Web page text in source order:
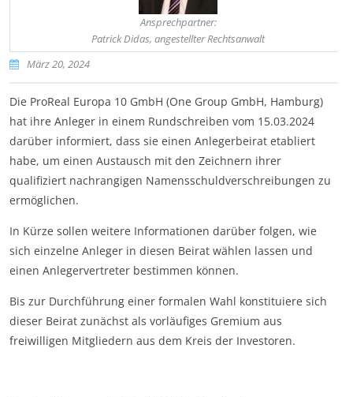
Ansprechpartner:
Patrick Didas, angestellter Rechtsanwalt
März 20, 2024
Die ProReal Europa 10 GmbH (One Group GmbH, Hamburg)
hat ihre Anleger in einem Rundschreiben vom 15.03.2024
darüber informiert, dass sie einen Anlegerbeirat etabliert
habe, um einen Austausch mit den Zeichnern ihrer
qualifiziert nachrangigen Namensschuldverschreibungen zu
ermöglichen.
In Kürze sollen weitere Informationen darüber folgen, wie
sich einzelne Anleger in diesen Beirat wählen lassen und
einen Anlegervertreter bestimmen können.
Bis zur Durchführung einer formalen Wahl konstituiere sich
dieser Beirat zunächst als vorläufiges Gremium aus
freiwilligen Mitgliedern aus dem Kreis der Investoren.